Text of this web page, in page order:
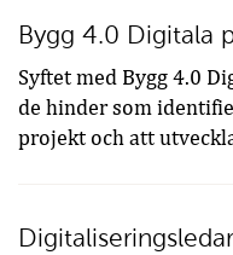
Bygg 4.0 Digitala
Syftet med Bygg 4.0
de hinder som
projekt och att